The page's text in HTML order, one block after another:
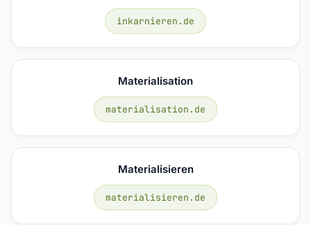
inkarnieren.de
Materialisation
materialisation.de
Materialisieren
materialisieren.de